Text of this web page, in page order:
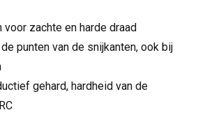
zachte en harde draad
punten van de snijkanten, ook bij
gehard, hardheid van de